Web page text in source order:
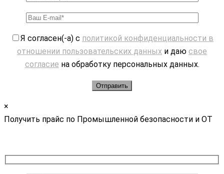
Я согласен(-а) с политикой конфиденциальности в
отношении пользовательских данных и даю свое
согласие на обработку персональных данных.
×
Получить прайс по Промышленной безопасности и ОТ